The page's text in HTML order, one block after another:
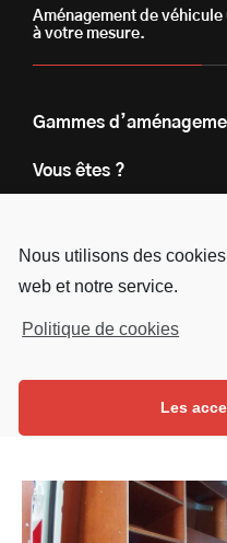
Nous utilisons des
web et notre service.
Politique de cookies
Les
Continuer
Aménagement de
à votre mesure.
Gammes
Vous êtes ?
Le groupe
Mentions légales